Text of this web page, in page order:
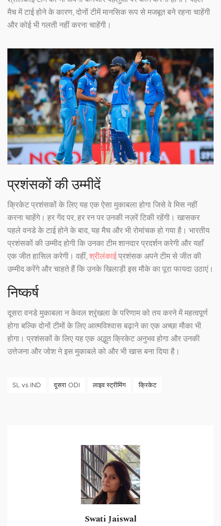
मैच में टाई होने के कारण, दोनों टीमें मानसिक रूप से मजबूत बने रहना चाहेंगी
और कोई भी गलती नहीं करना चाहेंगी।
प्रशंसकों की उम्मीदें
क्रिकेट प्रशंसकों के लिए यह एक ऐसा मुकाबला होगा जिसे वे मिस नहीं
करना चाहेंगे। हर गेंद पर, हर रन पर उनकी नज़रें टिकी रहेंगी। खासकर
पहले वनडे के टाई होने के बाद, यह मैच और भी रोमांचक हो गया है। भारतीय
प्रशंसकों की उम्मीद होगी कि उनका टीम शानदार प्रदर्शन करेगी और यहाँ
एक जीत हासिल करेगी। वहीं, श्रीलंकाईप्रशंसक अपने टीम से जीत की
उम्मीद करेंगे और चाहते हैं कि उनके खिलाड़ी इस मौके का पूरा फायदा उठाएं।
निष्कर्ष
दूसरा वनडे मुकाबला न केवल श्रृंखला के परिणाम को तय करने में महत्वपूर्ण
होगा बल्कि दोनों टीमों के लिए आत्मविश्वास बढ़ाने का एक अच्छा मौका भी
होगा। प्रशंसकों के लिए यह एक अद्भुत क्रिकेट अनुभव होगा और उनकी
उत्तेजना और जोश ने इस मुकाबले को और भी खास बना दिया है।
SL vs IND दूसरा ODI लाइव स्ट्रीमिंग क्रिकेट
Swati Jaiswal